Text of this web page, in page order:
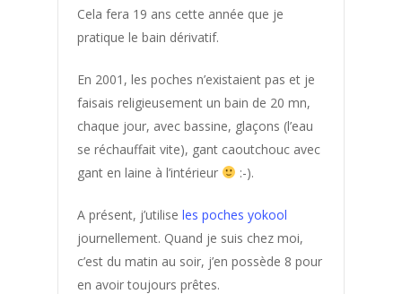
Cela fera 19 ans cette année que je
pratique le bain dérivatif.
En 2001, les poches n’existaient pas et je
faisais religieusement un bain de 20 mn,
chaque jour, avec bassine, glaçons (l’eau
se réchauffait vite), gant caoutchouc avec
gant en laine à l’intérieur
:-).
A présent, j’utilise les poches yokool
journellement. Quand je suis chez moi,
c’est du matin au soir, j’en possède 8 pour
en avoir toujours prêtes.